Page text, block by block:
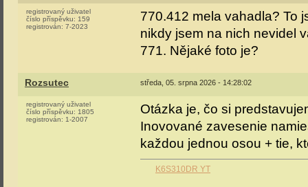
registrovaný uživatel
číslo příspěvku: 159
registrován: 7-2023
770.412 mela vahadla? To
nikdy jsem na nich nevidel
771. Nějaké foto je?
Rozsutec středa, 05. srpna 2026 - 14:28:02
registrovaný uživatel
číslo příspěvku: 1805
registrován: 1-2007
Otázka je, čo si
Inovované zavesenie
každou jednou osou + tie,
K6S310DR YT